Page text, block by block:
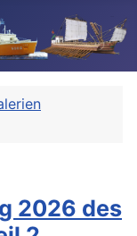
2026 des